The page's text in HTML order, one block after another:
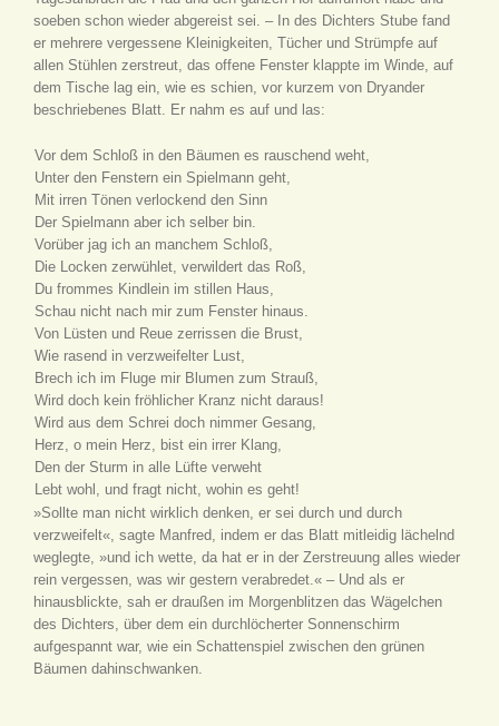
soeben schon wieder abgereist sei. – In des Dichters Stube fand
er mehrere vergessene Kleinigkeiten, Tücher und Strümpfe auf
allen Stühlen zerstreut, das offene Fenster klappte im Winde, auf
dem Tische lag ein, wie es schien, vor kurzem von Dryander
beschriebenes Blatt. Er nahm es auf und las:
Vor dem Schloß in den Bäumen es rauschend weht,
Unter den Fenstern ein Spielmann geht,
Mit irren Tönen verlockend den Sinn
Der Spielmann aber ich selber bin.
Vorüber jag ich an manchem Schloß,
Die Locken zerwühlet, verwildert das Roß,
Du frommes Kindlein im stillen Haus,
Schau nicht nach mir zum Fenster hinaus.
Von Lüsten und Reue zerrissen die Brust,
Wie rasend in verzweifelter Lust,
Brech ich im Fluge mir Blumen zum Strauß,
Wird doch kein fröhlicher Kranz nicht daraus!
Wird aus dem Schrei doch nimmer Gesang,
Herz, o mein Herz, bist ein irrer Klang,
Den der Sturm in alle Lüfte verweht
Lebt wohl, und fragt nicht, wohin es geht!
»Sollte man nicht wirklich denken, er sei durch und durch
verzweifelt«, sagte Manfred, indem er das Blatt mitleidig lächelnd
weglegte, »und ich wette, da hat er in der Zerstreuung alles wieder
rein vergessen, was wir gestern verabredet.« – Und als er
hinausblickte, sah er draußen im Morgenblitzen das Wägelchen
des Dichters, über dem ein durchlöcherter Sonnenschirm
aufgespannt war, wie ein Schattenspiel zwischen den grünen
Bäumen dahinschwanken.